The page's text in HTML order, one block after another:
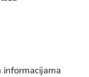
informacijama